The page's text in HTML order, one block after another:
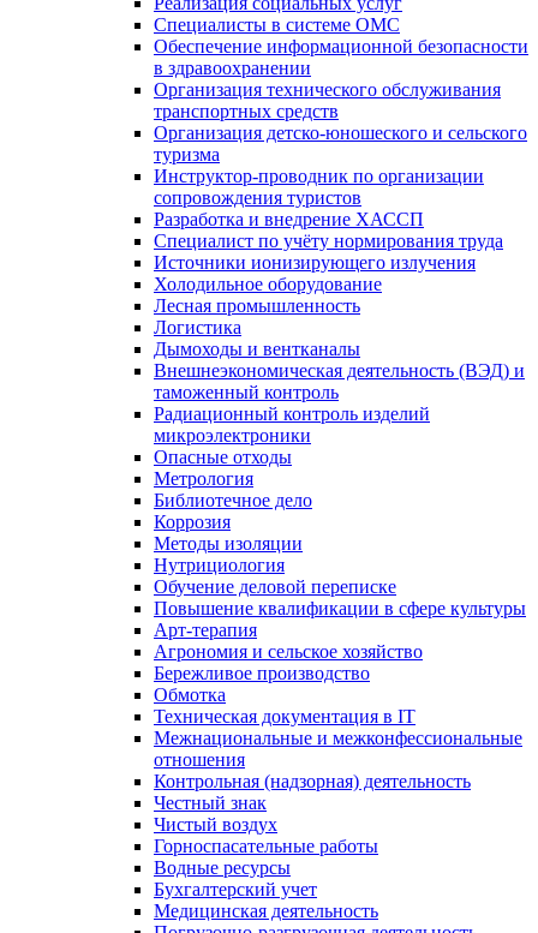
Специалисты в системе ОМС
Обеспечение информационной безопасности
в здравоохранении
Организация технического обслуживания
транспортных средств
Организация детско-юношеского и сельского
туризма
Инструктор-проводник по организации
сопровождения туристов
Разработка и внедрение ХАССП
Специалист по учёту нормирования труда
Источники ионизирующего излучения
Холодильное оборудование
Лесная промышленность
Логистика
Дымоходы и вентканалы
Внешнеэкономическая деятельность (ВЭД) и
таможенный контроль
Радиационный контроль изделий
микроэлектроники
Опасные отходы
Метрология
Библиотечное дело
Коррозия
Методы изоляции
Нутрициология
Обучение деловой переписке
Повышение квалификации в сфере культуры
Арт-терапия
Агрономия и сельское хозяйство
Бережливое производство
Обмотка
Техническая документация в IT
Межнациональные и межконфессиональные
отношения
Контрольная (надзорная) деятельность
Честный знак
Чистый воздух
Горноспасательные работы
Водные ресурсы
Бухгалтерский учет
Медицинская деятельность